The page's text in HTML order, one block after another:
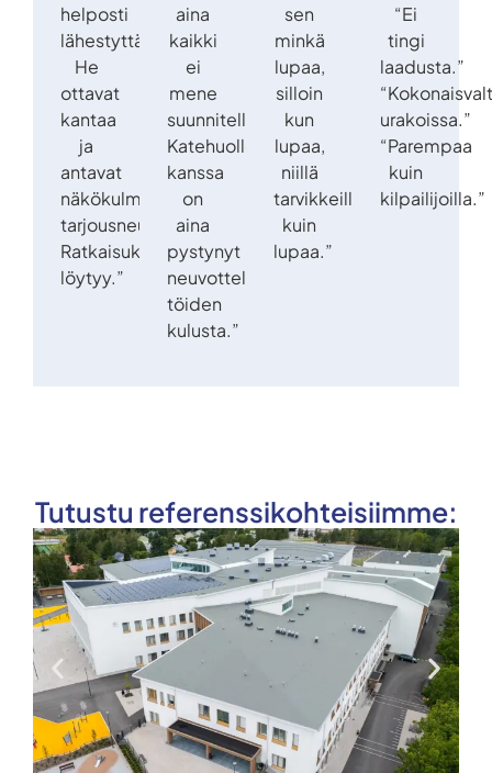
helposti
lähestyttävä.
He
ottavat
kantaa
ja
antavat
näkökulmaa
tarjousneuvotteluissa.
Ratkaisukyvykkyyttä
löytyy.”
aina
kaikki
ei
mene
suunnitellusti,
Katehuollon
kanssa
on
aina
pystynyt
neuvottelemaan
töiden
kulusta.”
sen
minkä
lupaa,
silloin
kun
lupaa,
niillä
tarvikkeilla
kuin
lupaa.”
“Ei
tingi
laadusta.”
urakoissa.”
“Parempaa
kuin
kilpailijoilla.”
Tutustu referenssikohteisiimme: